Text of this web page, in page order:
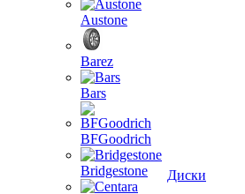
Austone
Barez
Bars
BFGoodrich
Bridgestone
Диски